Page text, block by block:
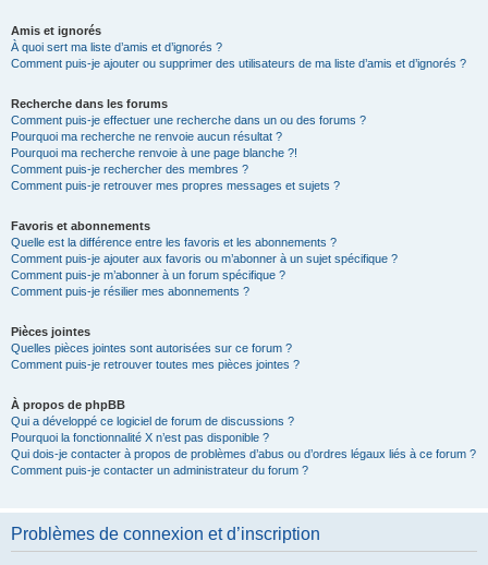
Amis et ignorés
À quoi sert ma liste d’amis et d’ignorés ?
Comment puis-je ajouter ou supprimer des utilisateurs de ma liste d’amis et d’ignorés ?
Recherche dans les forums
Comment puis-je effectuer une recherche dans un ou des forums ?
Pourquoi ma recherche ne renvoie aucun résultat ?
Pourquoi ma recherche renvoie à une page blanche ?!
Comment puis-je rechercher des membres ?
Comment puis-je retrouver mes propres messages et sujets ?
Favoris et abonnements
Quelle est la différence entre les favoris et les abonnements ?
Comment puis-je ajouter aux favoris ou m’abonner à un sujet spécifique ?
Comment puis-je m’abonner à un forum spécifique ?
Comment puis-je résilier mes abonnements ?
Pièces jointes
Quelles pièces jointes sont autorisées sur ce forum ?
Comment puis-je retrouver toutes mes pièces jointes ?
À propos de phpBB
Qui a développé ce logiciel de forum de discussions ?
Pourquoi la fonctionnalité X n’est pas disponible ?
Qui dois-je contacter à propos de problèmes d’abus ou d’ordres légaux liés à ce forum ?
Comment puis-je contacter un administrateur du forum ?
Problèmes de connexion et d’inscription